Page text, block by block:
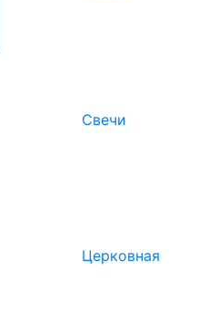
Свечи
Церковная